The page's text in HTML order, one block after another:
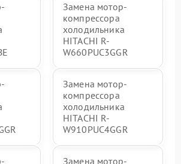
Замена мотор-
компрессора
холодильника
HITACHI R-
W660PUC3GGR
Замена мотор-
компрессора
холодильника
HITACHI R-
W910PUC4GGR
Замена мотор-